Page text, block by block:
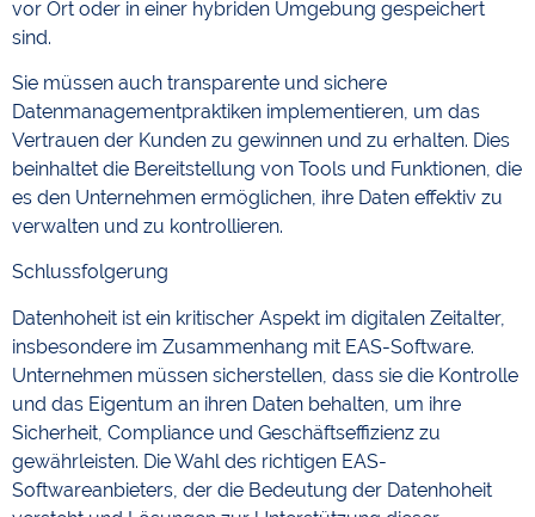
vor Ort oder in einer hybriden Umgebung gespeichert
sind.
Sie müssen auch transparente und sichere
Datenmanagementpraktiken implementieren, um das
Vertrauen der Kunden zu gewinnen und zu erhalten. Dies
beinhaltet die Bereitstellung von Tools und Funktionen, die
es den Unternehmen ermöglichen, ihre Daten effektiv zu
verwalten und zu kontrollieren.
Schlussfolgerung
Datenhoheit ist ein kritischer Aspekt im digitalen Zeitalter,
insbesondere im Zusammenhang mit EAS-Software.
Unternehmen müssen sicherstellen, dass sie die Kontrolle
und das Eigentum an ihren Daten behalten, um ihre
Sicherheit, Compliance und Geschäftseffizienz zu
gewährleisten. Die Wahl des richtigen EAS-
Softwareanbieters, der die Bedeutung der Datenhoheit